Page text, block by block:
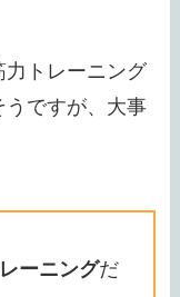
力トレーニング
うですが、大事
ーニングだ